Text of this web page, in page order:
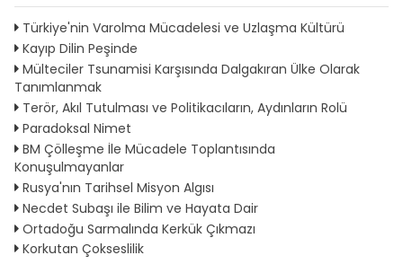
Türkiye'nin Varolma Mücadelesi ve Uzlaşma Kültürü
Kayıp Dilin Peşinde
Mülteciler Tsunamisi Karşısında Dalgakıran Ülke Olarak
Tanımlanmak
Terör, Akıl Tutulması ve Politikacıların, Aydınların Rolü
Paradoksal Nimet
BM Çölleşme İle Mücadele Toplantısında
Konuşulmayanlar
Rusya'nın Tarihsel Misyon Algısı
Necdet Subaşı ile Bilim ve Hayata Dair
Ortadoğu Sarmalında Kerkük Çıkmazı
Korkutan Çokseslilik